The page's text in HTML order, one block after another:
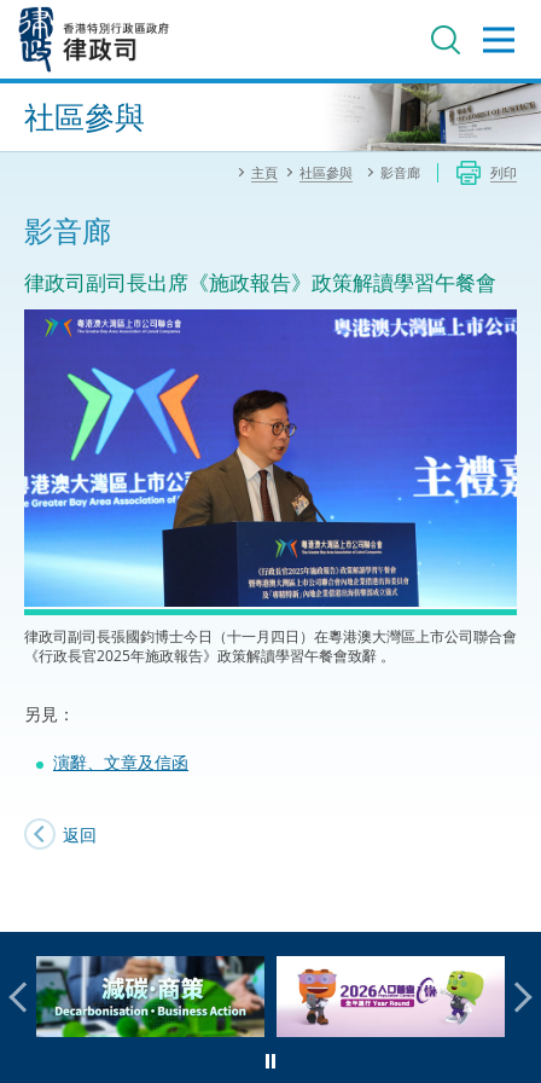
內
進階搜尋
社區參與
主頁 社區參與 影音廊 列印
影音廊
律政司副司長出席《施政報告》政策解讀學習午餐會
律政司副司長張國鈞博士今日（十一月四日）在粵港澳大灣區上市公司聯合會
《行政長官2025年施政報告》政策解讀學習午餐會致辭 。
另見：
演辭、文章及信函
返回